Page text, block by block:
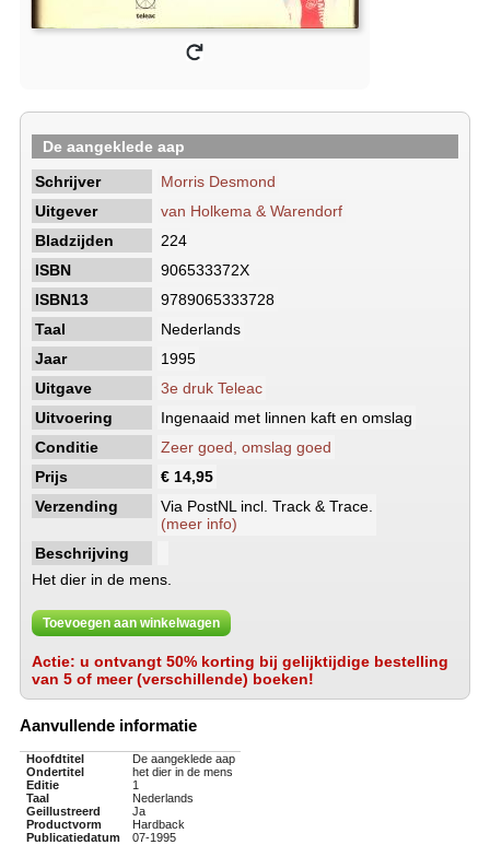
De aangeklede aap
Schrijver
Morris Desmond
Uitgever
van Holkema & Warendorf
Bladzijden
224
ISBN
906533372X
ISBN13
9789065333728
Taal
Nederlands
Jaar
1995
Uitgave
3e druk Teleac
Uitvoering
Ingenaaid met linnen kaft en omslag
Conditie
Zeer goed, omslag goed
Prijs
€ 14,95
Verzending
Via PostNL incl. Track & Trace.
(meer info)
Beschrijving
Het dier in de mens.
Toevoegen aan winkelwagen
Actie: u ontvangt 50% korting bij gelijktijdige bestelling
van 5 of meer (verschillende) boeken!
Aanvullende informatie
Hoofdtitel
De aangeklede aap
Ondertitel
het dier in de mens
Editie
1
Taal
Nederlands
Geillustreerd
Ja
Productvorm
Hardback
Publicatiedatum
07-1995